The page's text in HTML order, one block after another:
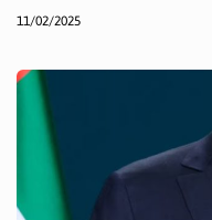
11/02/2025